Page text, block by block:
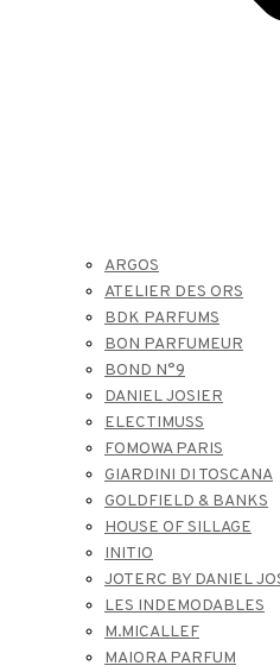
ARGOS
ATELIER DES ORS
BDK PARFUMS
BON PARFUMEUR
BOND N°9
DANIEL JOSIER
ELECTIMUSS
FOMOWA PARIS
GIARDINI DI TOSCANA
GOLDFIELD & BANKS
HOUSE OF SILLAGE
INITIO
JOTERC BY DANIEL
LES INDEMODABLES
M.MICALLEF
MAIORA PARFUM